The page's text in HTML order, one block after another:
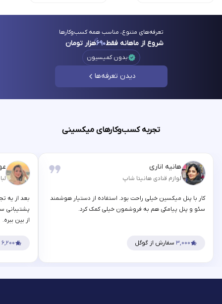
تعرفه‌های متنوع، مناسب همه کسب‌وکارها
شروع از ماهانه فقط۶۹۰هزار تومان
بدون کمیسیون
دیدن تعرفه‌ها
تجربه کسب‌وکارهای میکسینی
هانیه اناری
لوازم قنادی هانیتا شاپ
کار با پنل میکسین خیلی راحت بود. استفاده از دستیار هوشمند
سئو و پنل پیامکی هم به فروشمون خیلی کمک کرد.
۳,۰۰۰ سفارش از گوگل
بعد از یه
پشتیبانی
از بین ببره.
۶,۲۰۰